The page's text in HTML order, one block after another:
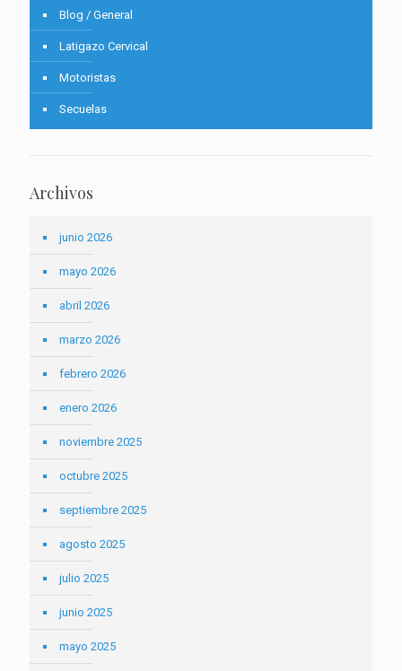
Blog / General
Latigazo Cervical
Motoristas
Secuelas
Archivos
junio 2026
mayo 2026
abril 2026
marzo 2026
febrero 2026
enero 2026
noviembre 2025
octubre 2025
septiembre 2025
agosto 2025
julio 2025
junio 2025
mayo 2025